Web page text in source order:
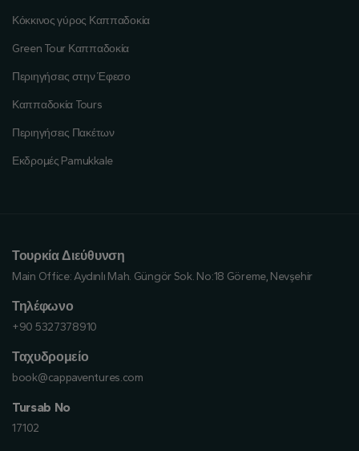
Κόκκινος γύρος Καππαδοκία
Green Tour Καππαδοκία
Περιηγήσεις στην Έφεσο
Καππαδοκία Tours
Περιηγήσεις Πακέτων
Εκδρομές Pamukkale
Τουρκία Διεύθυνση
Main Office:Aydınlı Mah. Güngör Sok. No:18 Göreme, Nevşehir
Τηλέφωνο
+90 5327378910
Ταχυδρομείο
book@cappaventures.com
Tursab No
17102